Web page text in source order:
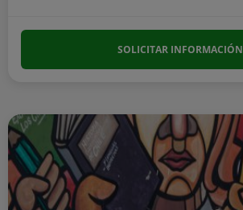
SOLICITAR INFORMACIÓN